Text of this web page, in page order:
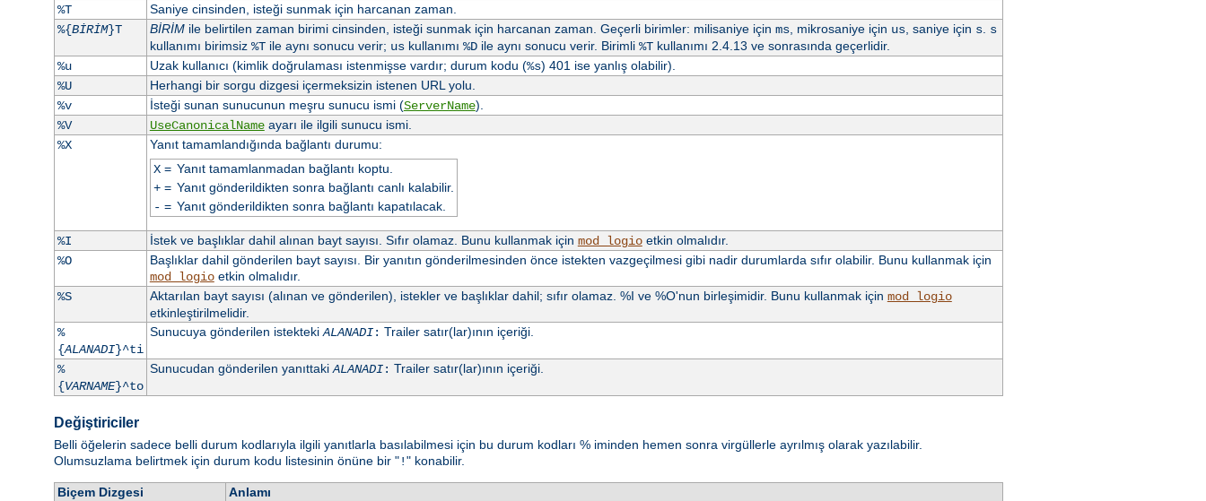
%T
Saniye cinsinden, isteği sunmak için harcanan zaman.
%{BİRİM}T BİRİMile belirtilen zaman birimi cinsinden, isteği sunmak için harcanan zaman. Geçerli birimler: milisaniye için ms, mikrosaniye için us, saniye için s. s
kullanımı birimsiz %Tile aynı sonucu verir; uskullanımı %Dile aynı sonucu verir. Birimli %Tkullanımı 2.4.13 ve sonrasında geçerlidir.
%u
Uzak kullanıcı (kimlik doğrulaması istenmişse vardır; durum kodu (%s) 401 ise yanlış olabilir).
%U
Herhangi bir sorgu dizgesi içermeksizin istenen URL yolu.
%v
İsteği sunan sunucunun meşru sunucu ismi (ServerName).
%V
UseCanonicalNameayarı ile ilgili sunucu ismi.
%X
Yanıt tamamlandığında bağlantı durumu:
X= Yanıt tamamlanmadan bağlantı koptu.
+= Yanıt gönderildikten sonra bağlantı canlı kalabilir.
- = Yanıt gönderildikten sonra bağlantı kapatılacak.
%I İstek ve başlıklar dahil alınan bayt sayısı. Sıfır olamaz. Bunu kullanmak için mod_logioetkin olmalıdır.
%O
Başlıklar dahil gönderilen bayt sayısı. Bir yanıtın gönderilmesinden önce istekten vazgeçilmesi gibi nadir durumlarda sıfır olabilir. Bunu kullanmak için
mod_logioetkin olmalıdır.
%S
Aktarılan bayt sayısı (alınan ve gönderilen), istekler ve başlıklar dahil; sıfır olamaz. %I ve %O'nun birleşimidir. Bunu kullanmak için mod_logio
etkinleştirilmelidir.
%
{ALANADI}^ti
Sunucuya gönderilen istekteki ALANADI: Trailer satır(lar)ının içeriği.
%
{VARNAME}^to
Sunucudan gönderilen yanıttaki ALANADI: Trailer satır(lar)ının içeriği.
Değiştiriciler
Belli öğelerin sadece belli durum kodlarıyla ilgili yanıtlarla basılabilmesi için bu durum kodları % iminden hemen sonra virgüllerle ayrılmış olarak yazılabilir.
Olumsuzlama belirtmek için durum kodu listesinin önüne bir "!" konabilir.
Biçem Dizgesi
Anlamı